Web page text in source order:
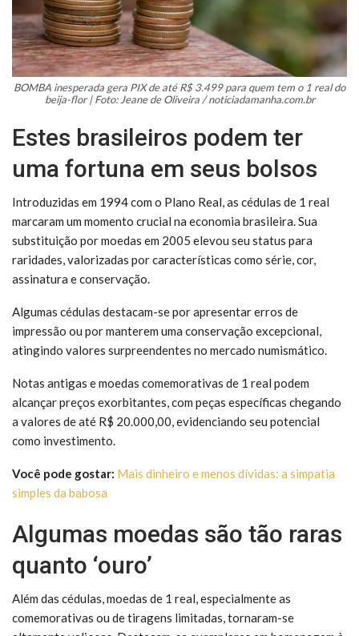
BOMBA inesperada gera PIX de até R$ 3.499 para quem tem o 1 real do
beija-flor | Foto: Jeane de Oliveira / noticiadamanha.com.br
Estes brasileiros podem ter
uma fortuna em seus bolsos
Introduzidas em 1994 com o Plano Real, as cédulas de 1 real
marcaram um momento crucial na economia brasileira. Sua
substituição por moedas em 2005 elevou seu status para
raridades, valorizadas por características como série, cor,
assinatura e conservação.
Algumas cédulas destacam-se por apresentar erros de
impressão ou por manterem uma conservação excepcional,
atingindo valores surpreendentes no mercado numismático.
Notas antigas e moedas comemorativas de 1 real podem
alcançar preços exorbitantes, com peças específicas chegando
a valores de até R$ 20.000,00, evidenciando seu potencial
como investimento.
Você pode gostar: Mais dinheiro e menos dívidas: a simpatia
simples da babosa
Algumas moedas são tão raras
quanto ‘ouro’
Além das cédulas, moedas de 1 real, especialmente as
comemorativas ou de tiragens limitadas, tornaram-se